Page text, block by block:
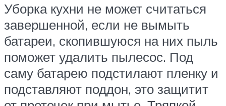
Уборка кухни не может считаться
завершенной, если не вымыть
батареи, скопившуюся на них пыль
поможет удалить пылесос. Под
саму батарею подстилают пленку и
подставляют поддон, это защитит